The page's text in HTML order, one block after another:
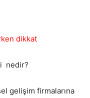
dikkat
nedir?
gelişim firmalarına